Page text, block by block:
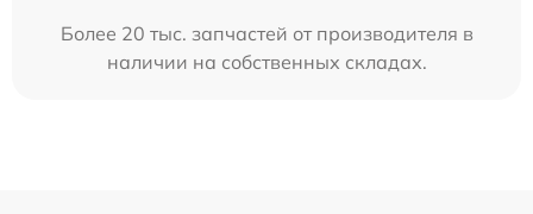
Более 20 тыс. запчастей от производителя в
наличии на собственных складах.